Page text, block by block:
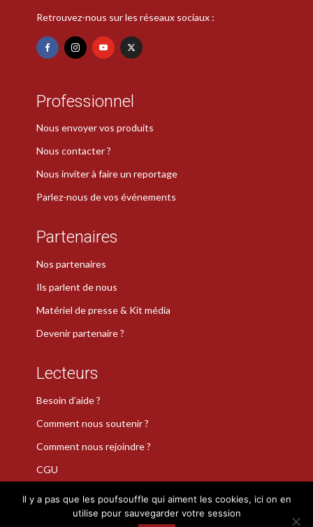
Retrouvez-nous sur les réseaux sociaux :
Professionnel
Nous envoyer vos produits
Nous contacter ?
Nous inviter à faire un reportage
Parlez-nous de vos événements
Partenaires
Nos partenaires
Ils parlent de nous
Matériel de presse & Kit média
Devenir partenaire ?
Lecteurs
Besoin d’aide ?
Comment nous soutenir ?
Comment nous rejoindre ?
CGU
La Plume de Poudlard est une marque déposée · Copyright 2026
Il y a pas que les poufsouffle qui aiment les cookies, ici on en
utilise pour sauvegarder votre session